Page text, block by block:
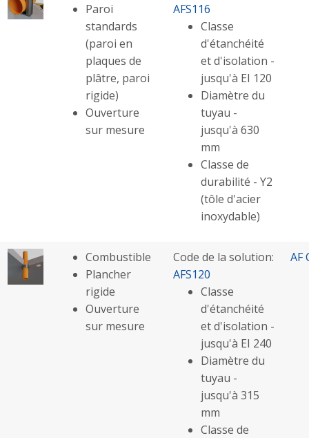
Paroi
standards
(paroi en
plaques de
plâtre, paroi
rigide)
Ouverture
sur mesure
AFS116
Classe
d'étanchéité
et d'isolation -
jusqu'à EI 120
Diamètre du
tuyau -
jusqu'à 630
mm
Classe de
durabilité - Y2
(tôle d'acier
inoxydable)
Combustible
Plancher
rigide
Ouverture
sur mesure
Code de la solution:
AFS120
Classe
d'étanchéité
et d'isolation -
jusqu'à EI 240
Diamètre du
tuyau -
jusqu'à 315
mm
Classe de
AF